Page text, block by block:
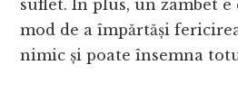
suflet. În plus, un zâmbet
mod de a împărtăși
nimic și poate însemna